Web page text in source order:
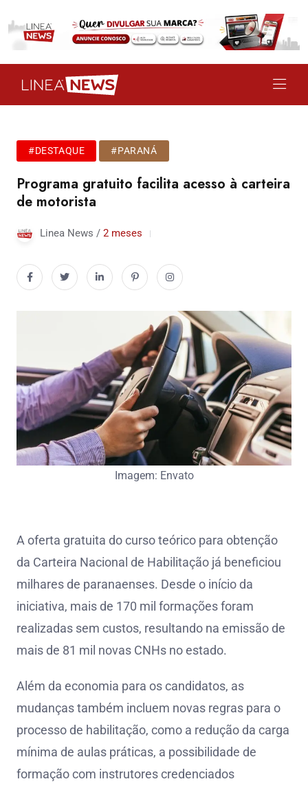
#DESTAQUE #PARANÁ
Programa gratuito facilita acesso à carteira
de motorista
Linea News / 2 meses
Imagem: Envato
A oferta gratuita do curso teórico para obtenção
da Carteira Nacional de Habilitação já beneficiou
milhares de paranaenses. Desde o início da
iniciativa, mais de 170 mil formações foram
realizadas sem custos, resultando na emissão de
mais de 81 mil novas CNHs no estado.
Além da economia para os candidatos, as
mudanças também incluem novas regras para o
processo de habilitação, como a redução da carga
mínima de aulas práticas, a possibilidade de
formação com instrutores credenciados